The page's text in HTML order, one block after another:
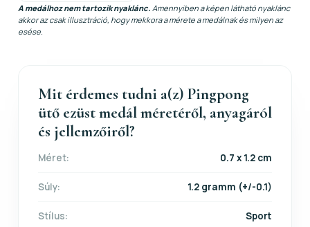
A medálhoz nem tartozik nyaklánc. Amennyiben a képen látható nyaklánc
akkor az csak illusztráció, hogy mekkora a mérete a medálnak és milyen az
esése.
Mit érdemes tudni a(z) Pingpong
ütő ezüst medál méretéről, anyagáról
és jellemzőiről?
Méret: 0.7 x 1.2 cm
Súly: 1.2 gramm (+/-0.1)
Stílus: Sport